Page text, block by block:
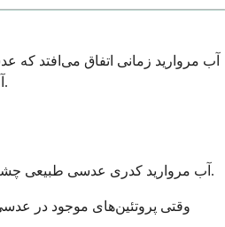
آب مروارید زمانی اتفاق می‌افتد که
آلودتر می‌شود. این بیماری بسیار شایع است و میلیون‌ها نفر در سراسر جهان را تحت تأثیر قرار می‌دهد، و خبر خوب این است که با پزشکی مدرن به راحتی قابل درمان است.
آب مروارید کدری عدسی طبیعی چشم شماست که در پشت قسمت رنگی چشم (عنبیه) قرار دارد. عدسی شما معمولاً شفاف است و به تمرکز نور بر روی پشت چشم شما کمک می‌کند تا بتوانید به وضوح ببینید.
وقتی پروتئین‌های موجود در